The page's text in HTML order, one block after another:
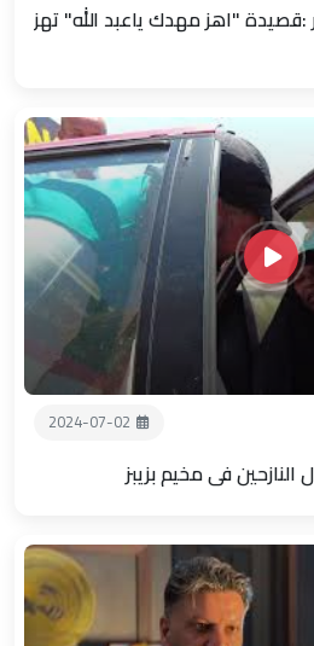
:قصيدة "اهز مهدك ياعبد الله" تهز
2024-07-02
في مخيم بزيبز